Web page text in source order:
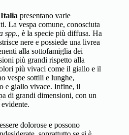
Italia presentano varie
La vespa comune, conosciuta
spp., è la specie più diffusa. Ha
nere e possiede una livrea
alla sottofamiglia dei
più grandi rispetto alla
più vivaci come il giallo e il
vespe sottili e lunghe,
e giallo vivace. Infine, il
di grandi dimensioni, con un
dolorose e possono